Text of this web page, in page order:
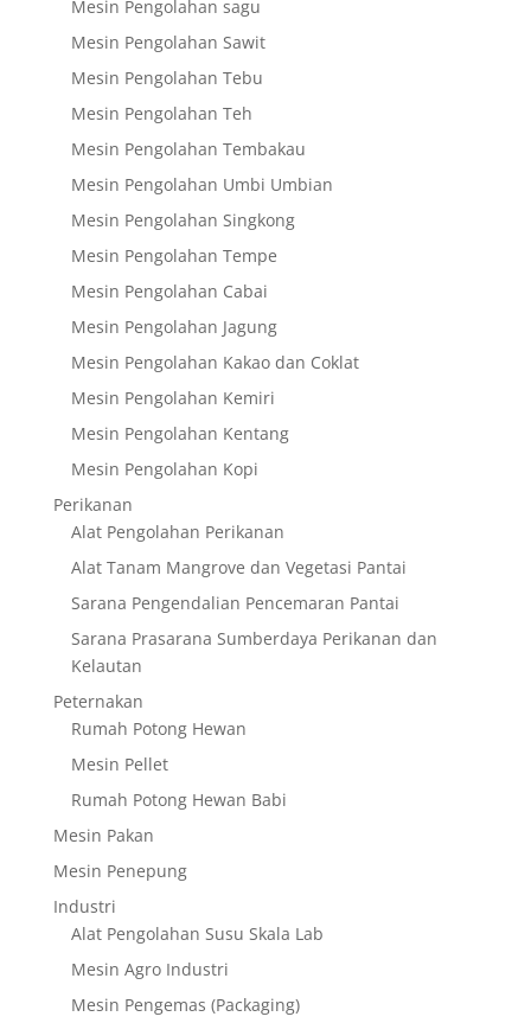
Mesin Pengolahan sagu
Mesin Pengolahan Sawit
Mesin Pengolahan Tebu
Mesin Pengolahan Teh
Mesin Pengolahan Tembakau
Mesin Pengolahan Umbi Umbian
Mesin Pengolahan Singkong
Mesin Pengolahan Tempe
Mesin Pengolahan Cabai
Mesin Pengolahan Jagung
Mesin Pengolahan Kakao dan Coklat
Mesin Pengolahan Kemiri
Mesin Pengolahan Kentang
Mesin Pengolahan Kopi
Perikanan
Alat Pengolahan Perikanan
Alat Tanam Mangrove dan Vegetasi Pantai
Sarana Pengendalian Pencemaran Pantai
Sarana Prasarana Sumberdaya Perikanan dan
Kelautan
Peternakan
Rumah Potong Hewan
Mesin Pellet
Rumah Potong Hewan Babi
Mesin Pakan
Mesin Penepung
Industri
Alat Pengolahan Susu Skala Lab
Mesin Agro Industri
Mesin Pengemas (Packaging)